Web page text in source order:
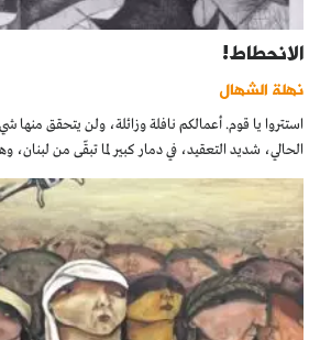
الانحطاط!
نهلة الشهال
استتروا يا قوم. أعمالكم نافلة وزائلة، ولن يتحقق منها
الحالي، شديد التعقيد، في دمار كبير لما تبقّى من